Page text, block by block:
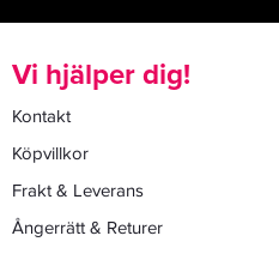
Vi hjälper dig!
Kontakt
Köpvillkor
Frakt & Leverans
Ångerrätt & Returer